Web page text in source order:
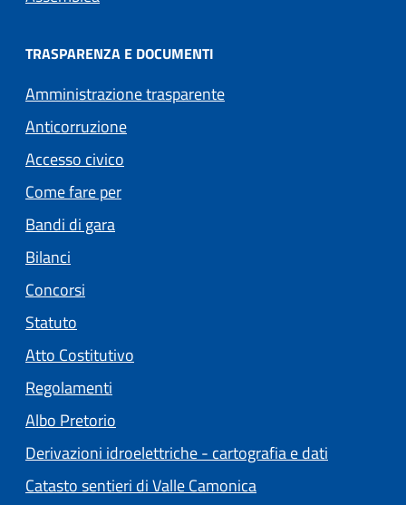
TRASPARENZA E DOCUMENTI
Amministrazione trasparente
Anticorruzione
Accesso civico
Come fare per
Bandi di gara
Bilanci
Concorsi
Statuto
Atto Costitutivo
Regolamenti
Albo Pretorio
Derivazioni idroelettriche - cartografia e dati
Catasto sentieri di Valle Camonica